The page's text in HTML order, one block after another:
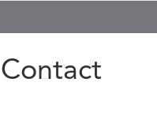
Contact